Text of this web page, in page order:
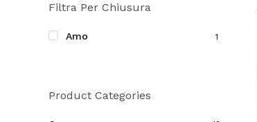
Filtra Per Chiusura
Amo 1
Product Categories